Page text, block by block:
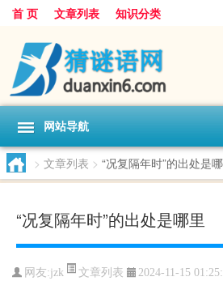
首 页 文章列表 知识分类
网站导航
> 文章列表 > “况复隔年时”的出处是
“况复隔年时”的出处是哪里
网友:jzk 文章列表 2024-11-15